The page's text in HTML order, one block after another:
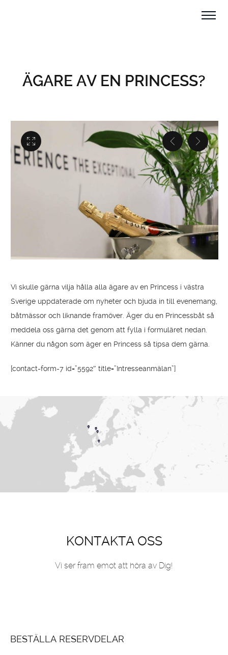
ÄGARE AV EN PRINCESS?
Vi skulle gärna vilja hålla alla ägare av en Princess i västra
Sverige uppdaterade om nyheter och bjuda in till evenemang,
båtmässor och liknande framöver. Äger du en Princessbåt så
meddela oss gärna det genom att fylla i formuläret nedan.
Känner du någon som äger en Princess så tipsa dem gärna.
[contact-form-7 id=”5592″ title=”Intresseanmälan”]
KONTAKTA OSS
Vi ser fram emot att höra av Dig!
BESTÄLLA RESERVDELAR